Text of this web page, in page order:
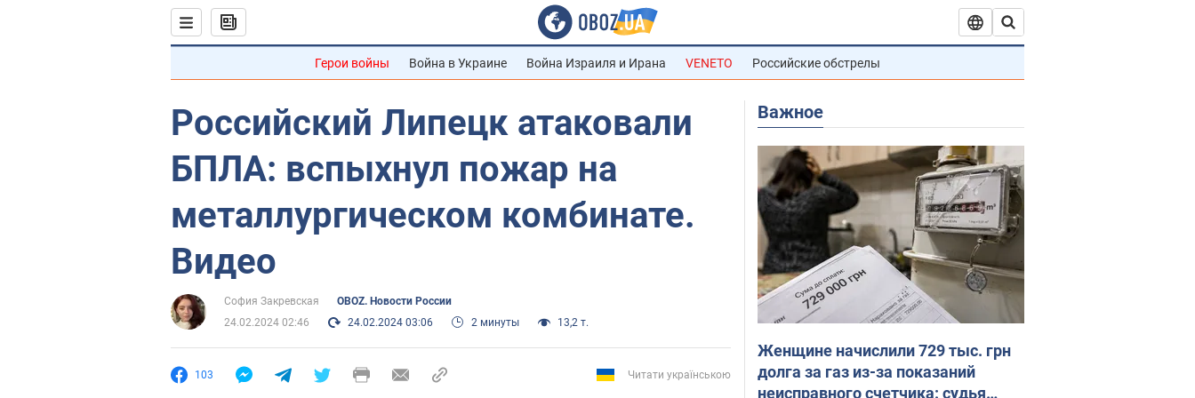
Герои войны Война в Украине Война Израиля и Ирана VENETO Российские обстрелы
Российский Липецк атаковали
БПЛА: вспыхнул пожар на
металлургическом комбинате.
Видео
София Закревская
OBOZ. Новости России
24.02.2024 02:46
24.02.2024 03:06 2 минуты 13,2 т.
103 Читати українською
Важное
Женщине начислили 729 тыс. грн
долга за газ из-за показаний
неисправного счетчика: судья